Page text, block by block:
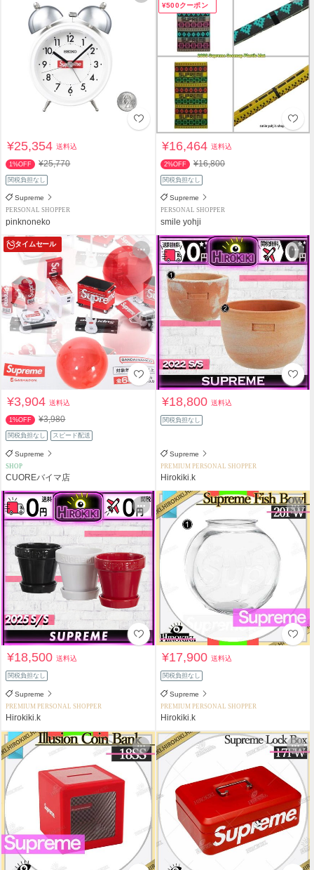
¥25,354送料込
1%OFF ¥25,770
関税負担なし
Supreme
PERSONAL SHOPPER
pinknoneko
¥500クーポン
¥16,464送料込
2%OFF ¥16,800
関税負担なし
Supreme
PERSONAL SHOPPER
smile yohji
タイムセール
¥3,904送料込
1%OFF ¥3,980
関税負担なし スピード配送
Supreme
SHOP
CUOREバイマ店
¥18,800送料込
関税負担なし
Supreme
PREMIUM PERSONAL SHOPPER
Hirokiki.k
¥18,500送料込
関税負担なし
Supreme
PREMIUM PERSONAL SHOPPER
Hirokiki.k
¥17,900送料込
関税負担なし
Supreme
PREMIUM PERSONAL SHOPPER
Hirokiki.k